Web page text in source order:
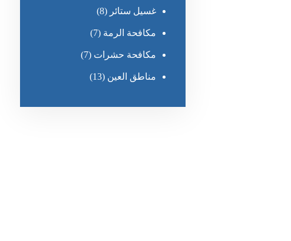
غسيل ستائر (8)
مكافحة الرمة (7)
مكافحة حشرات (7)
مناطق العين (13)